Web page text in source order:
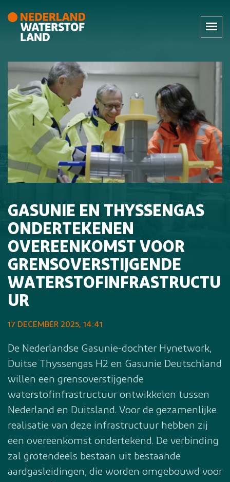
GASUNIE EN THYSSENGAS
ONDERTEKENEN
OVEREENKOMST VOOR
GRENSOVERSTIJGENDE
WATERSTOFINFRASTRUCTU
UR
17 DECEMBER 2025, 14:41
De Nederlandse Gasunie-dochter Hynetwork,
Duitse Thyssengas H2 en Gasunie Deutschland
willen een grensoverstijgende
waterstofinfrastructuur ontwikkelen tussen
Nederland en Duitsland. Voor de gezamenlijke
realisatie van deze infrastructuur hebben zij
een overeenkomst ondertekend. De verbinding
zal grotendeels bestaan uit bestaande
aardgasleidingen, die worden omgebouwd voor